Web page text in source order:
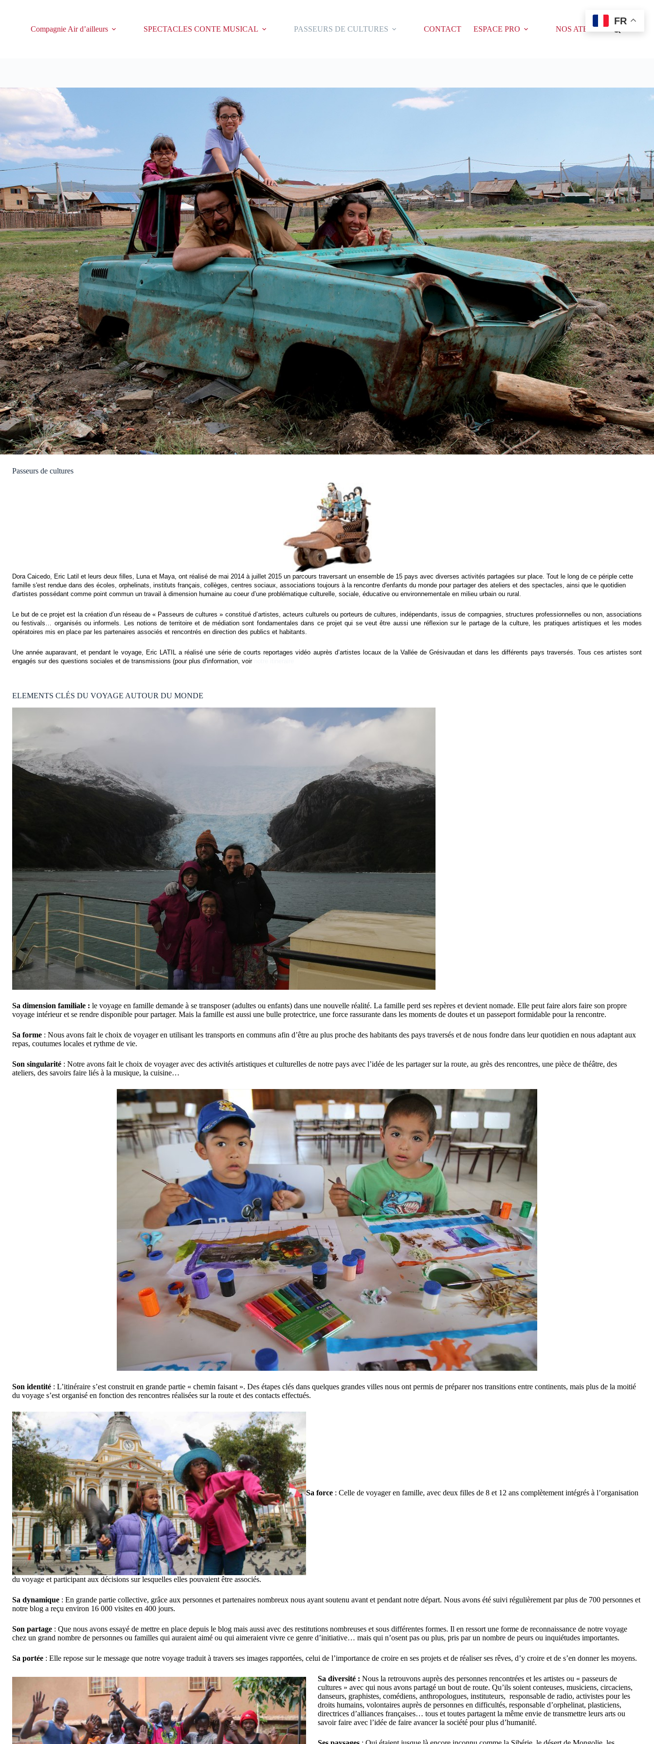
Compagnie Air d’ailleurs
SPECTACLES CONTE MUSICAL PASSEURS DE CULTURES CONTACT ESPACE PRO NOS ATELIERS
Passeurs de cultures
Dora Caicedo, Eric Latil et leurs deux filles, Luna et Maya, ont réalisé de mai 2014 à juillet 2015 un parcours traversant un ensemble de 15 pays avec diverses activités partagées sur place. Tout le long de ce périple cette
famille s'est rendue dans des écoles, orphelinats, instituts français, collèges, centres sociaux, associations toujours à la rencontre d'enfants du monde pour partager des ateliers et des spectacles, ainsi que le quotidien
d'artistes possédant comme point commun un travail à dimension humaine au coeur d’une problématique culturelle, sociale, éducative ou environnementale en milieu urbain ou rural.
Le but de ce projet est la création d’un réseau de « Passeurs de cultures » constitué d’artistes, acteurs culturels ou porteurs de cultures, indépendants, issus de compagnies, structures professionnelles ou non, associations
ou festivals… organisés ou informels. Les notions de territoire et de médiation sont fondamentales dans ce projet qui se veut être aussi une réflexion sur le partage de la culture, les pratiques artistiques et les modes
opératoires mis en place par les partenaires associés et rencontrés en direction des publics et habitants.
Une année auparavant, et pendant le voyage, Eric LATIL a réalisé une série de courts reportages vidéo auprès d’artistes locaux de la Vallée de Grésivaudan et dans les différents pays traversés. Tous ces artistes sont
engagés sur des questions sociales et de transmissions (pour plus d'information, voir
ELEMENTS CLÉS DU VOYAGE AUTOUR DU MONDE
Sa dimension familiale : le voyage en famille demande à se transposer (adultes ou enfants) dans une nouvelle réalité. La famille perd ses repères et devient nomade. Elle peut faire alors faire son propre
voyage intérieur et se rendre disponible pour partager. Mais la famille est aussi une bulle protectrice, une force rassurante dans les moments de doutes et un passeport formidable pour la rencontre.
Sa forme : Nous avons fait le choix de voyager en utilisant les transports en communs afin d’être au plus proche des habitants des pays traversés et de nous fondre dans leur quotidien en nous adaptant aux
repas, coutumes locales et rythme de vie.
Son singularité : Notre avons fait le choix de voyager avec des activités artistiques et culturelles de notre pays avec l’idée de les partager sur la route, au grès des rencontres, une pièce de théâtre, des
ateliers, des savoirs faire liés à la musique, la cuisine…
Son identité : L’itinéraire s’est construit en grande partie « chemin faisant ». Des étapes clés dans quelques grandes villes nous ont permis de préparer nos transitions entre continents, mais plus de la moitié
du voyage s’est organisé en fonction des rencontres réalisées sur la route et des contacts effectués.
Sa force : Celle de voyager en famille, avec deux filles de 8 et 12 ans complètement intégrés à l’organisation
du voyage et participant aux décisions sur lesquelles elles pouvaient être associés.
Sa dynamique : En grande partie collective, grâce aux personnes et partenaires nombreux nous ayant soutenu avant et pendant notre départ. Nous avons été suivi régulièrement par plus de 700 personnes et
notre blog a reçu environ 16 000 visites en 400 jours.
Son partage : Que nous avons essayé de mettre en place depuis le blog mais aussi avec des restitutions nombreuses et sous différentes formes. Il en ressort une forme de reconnaissance de notre voyage
chez un grand nombre de personnes ou familles qui auraient aimé ou qui aimeraient vivre ce genre d’initiative… mais qui n’osent pas ou plus, pris par un nombre de peurs ou inquiétudes importantes.
Sa portée : Elle repose sur le message que notre voyage traduit à travers ses images rapportées, celui de l’importance de croire en ses projets et de réaliser ses rêves, d’y croire et de s’en donner les moyens.
Sa diversité : Nous la retrouvons auprès des personnes rencontrées et les artistes ou « passeurs de
cultures » avec qui nous avons partagé un bout de route. Qu’ils soient conteuses, musiciens, circaciens,
danseurs, graphistes, comédiens, anthropologues, instituteurs, responsable de radio, activistes pour les
droits humains, volontaires auprès de personnes en difficultés, responsable d’orphelinat, plasticiens,
directrices d’alliances françaises… tous et toutes partagent la même envie de transmettre leurs arts ou
savoir faire avec l’idée de faire avancer la société pour plus d’humanité.
FR